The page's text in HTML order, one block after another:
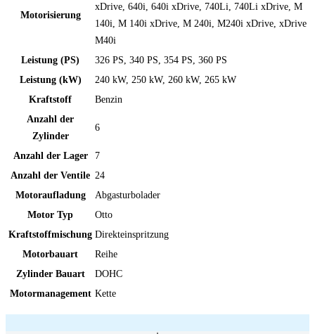
Motorisierung
xDrive, 640i, 640i xDrive, 740Li, 740Li xDrive, M
140i, M 140i xDrive, M 240i, M240i xDrive, xDrive
M40i
Leistung (PS)
326 PS, 340 PS, 354 PS, 360 PS
Leistung (kW)
240 kW, 250 kW, 260 kW, 265 kW
Kraftstoff
Benzin
Anzahl der
Zylinder
6
Anzahl der Lager
7
Anzahl der Ventile 24
Motoraufladung
Abgasturbolader
Motor Typ
Otto
Kraftstoffmischung Direkteinspritzung
Motorbauart
Reihe
Zylinder Bauart
DOHC
Motormanagement Kette